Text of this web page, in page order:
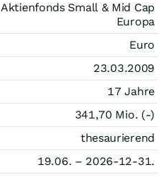
Aktienfonds Small & Mid Cap
Europa
Euro
23.03.2009
17 Jahre
341,70 Mio. (-)
thesaurierend
19.06. – 2026-12-31.